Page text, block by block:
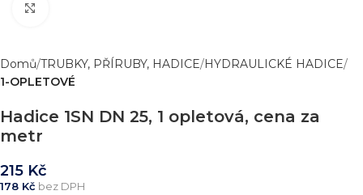
Domů TRUBKY, PŘÍRUBY, HADICE HYDRAULICKÉ HADICE
1-OPLETOVÉ
Hadice 1SN DN 25, 1 opletová, cena za
metr
215 Kč
178 Kč bez DPH